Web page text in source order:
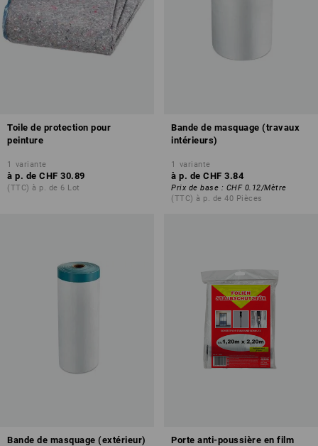
Toile de protection pour
peinture
1 variante
à p. de CHF 30.89
(TTC) à p. de 6 Lot
Bande de masquage (travaux
intérieurs)
1 variante
à p. de CHF 3.84
Prix de base : CHF 0.12/Mètre
(TTC) à p. de 40 Pièces
Bande de masquage (extérieur)
Porte anti-poussière en film